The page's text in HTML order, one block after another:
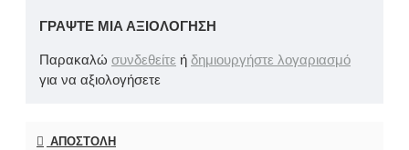
ΓΡΆΨΤΕ ΜΙΑ ΑΞΙΟΛΌΓΗΣΗ
Παρακαλώ συνδεθείτε ή δημιουργήστε λογαριασμό
για να αξιολογήσετε
ΑΠΟΣΤΟΛΉ